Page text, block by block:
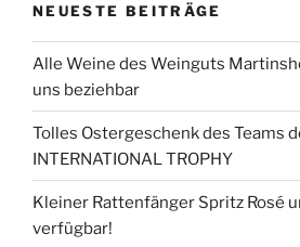
NEUESTE BEITRÄGE
Alle Weine des Weinguts
uns beziehbar
Tolles Ostergeschenk des Teams
INTERNATIONAL TROPHY
Kleiner Rattenfänger Spritz Rosé
verfügbar!